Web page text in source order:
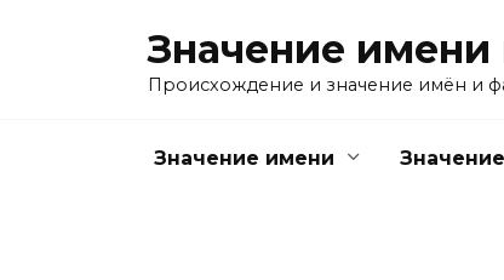
Значение
Происхождение и значение имён и
Значение имени